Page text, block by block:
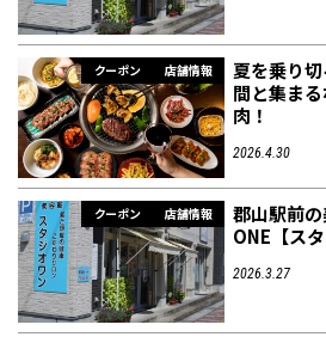
クーポン 店舗情報
夏を乗り
間と集ま
肉！
2026.4.30
クーポン 店舗情報
郡山駅前
ONE【スタ
2026.3.27